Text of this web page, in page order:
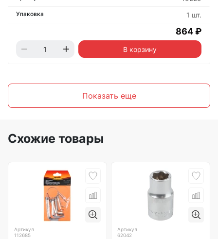
1 шт.
864 ₽
В корзину
Показать еще
Схожие товары
Артикул
112685
Артикул
62042